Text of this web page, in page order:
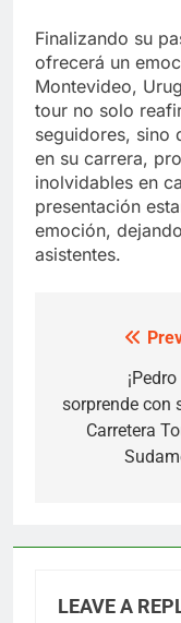
Finalizando su
ofrecerá un
Montevideo,
tour no solo
seguidores, sino
en su carrera,
inolvidables en
presentación
emoción,
asistentes.
navigation
sorprende con
Carretera
LEAVE A